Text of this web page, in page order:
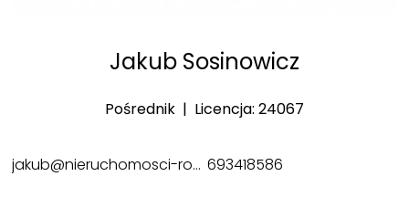
Jakub Sosinowicz
Pośrednik | Licencja: 24067
jakub@nieruchomosci-rogalscy.pl 693418586